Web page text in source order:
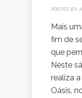
POSTED BY
Mais
fim de
que
Neste
realiza
Oásis,